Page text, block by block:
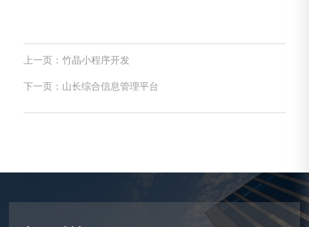
上一页：竹晶小程序开发
下一页：山长综合信息管理平台